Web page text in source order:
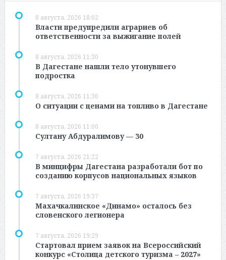
8 августа, 2026 18:02
Власти предупредили аграриев об
ответственности за выжигание полей
8 августа, 2026 11:30
В Дагестане нашли тело утонувшего
подростка
8 августа, 2026 11:30
О ситуации с ценами на топливо в Дагестане
8 августа, 2026 11:00
Султану Абдуралимову — 30
7 августа, 2026 21:22
В минцифры Дагестана разработали бот по
созданию корпусов национальных языков
7 августа, 2026 19:37
Махачкалинское «Динамо» осталось без
словенского легионера
7 августа, 2026 19:29
Стартовал прием заявок на Всероссийский
конкурс «Столица детского туризма – 2027»